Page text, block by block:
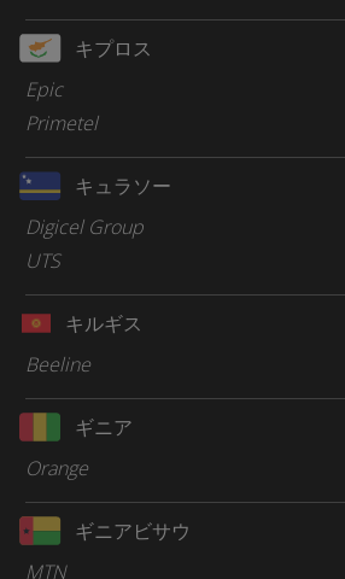
キプロス
Epic
Primetel
キュラソー
Digicel Group
UTS
キルギス
Beeline
ギニア
Orange
ギニアビサウ
MTN